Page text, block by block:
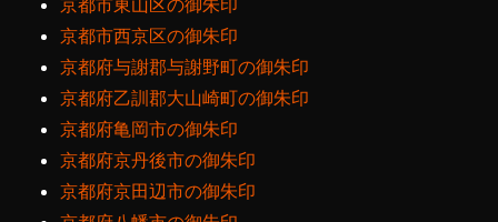
京都市東山区の御朱印
京都市西京区の御朱印
京都府与謝郡与謝野町の御朱印
京都府乙訓郡大山崎町の御朱印
京都府亀岡市の御朱印
京都府京丹後市の御朱印
京都府京田辺市の御朱印